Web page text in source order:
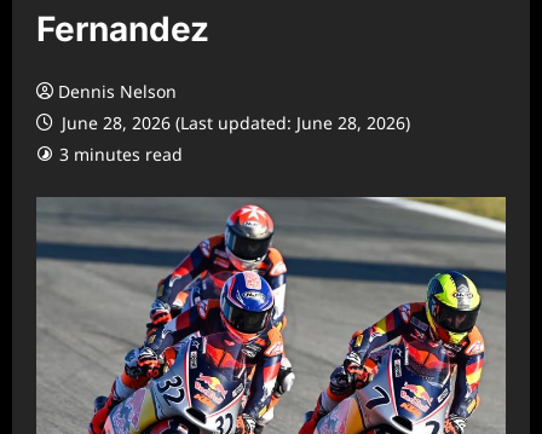
Fernandez
Dennis Nelson
June 28, 2026 (Last updated: June 28, 2026)
3 minutes read